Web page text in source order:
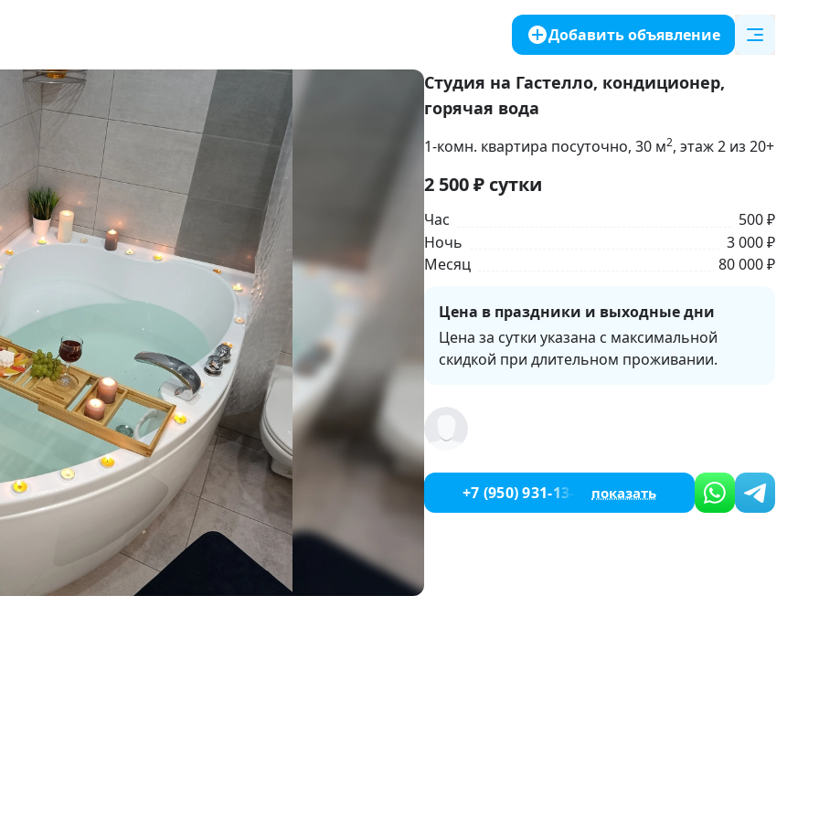
Добавить объявление
Студия на Гастелло, кондиционер,
горячая вода
1-комн. квартира посуточно, 30 м2, этаж 2 из 20+
2 500₽ сутки
Час
500 ₽
Ночь
3 000 ₽
Месяц
80 000 ₽
Цена в праздники и выходные дни
Цена за сутки указана с максимальной
скидкой при длительном проживании.
+7 (950) 931-13-00 показать